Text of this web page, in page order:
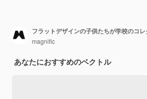
フラットデザインの子供たちが学校のコ
magnific
あなたにおすすめのベクトル